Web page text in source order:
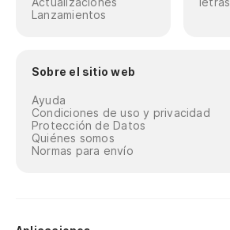
Lanzamientos
Sobre el sitio web
Ayuda
Condiciones de uso y privacidad
Protección de Datos
Quiénes somos
Normas para envío